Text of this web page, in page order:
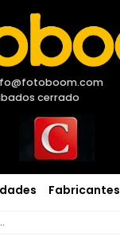
cerrado
Fabricantes